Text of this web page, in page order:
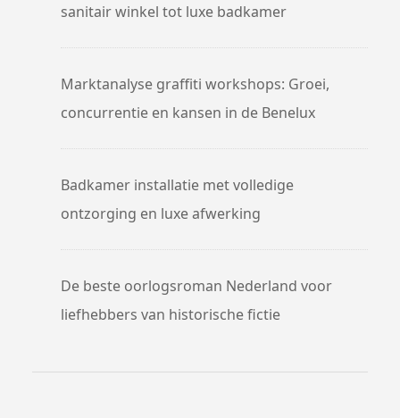
sanitair winkel tot luxe badkamer
Marktanalyse graffiti workshops: Groei,
concurrentie en kansen in de Benelux
Badkamer installatie met volledige
ontzorging en luxe afwerking
De beste oorlogsroman Nederland voor
liefhebbers van historische fictie